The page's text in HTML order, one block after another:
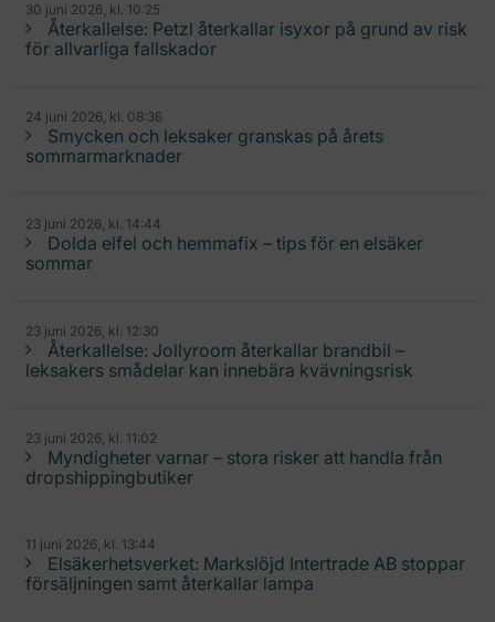
30 juni 2026, kl. 10:25
Återkallelse: Petzl återkallar isyxor på grund av risk
för allvarliga fallskador
24 juni 2026, kl. 08:36
Smycken och leksaker granskas på årets
sommarmarknader
23 juni 2026, kl. 14:44
Dolda elfel och hemmafix – tips för en elsäker
sommar
23 juni 2026, kl. 12:30
Återkallelse: Jollyroom återkallar brandbil –
leksakers smådelar kan innebära kvävningsrisk
23 juni 2026, kl. 11:02
Myndigheter varnar – stora risker att handla från
dropshippingbutiker
11 juni 2026, kl. 13:44
Elsäkerhetsverket: Markslöjd Intertrade AB stoppar
försäljningen samt återkallar lampa